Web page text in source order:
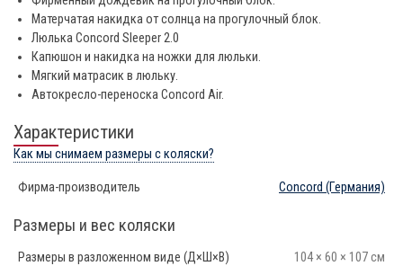
Матерчатая накидка от солнца на прогулочный блок.
Люлька Concord Sleeper 2.0
Капюшон и накидка на ножки для люльки.
Мягкий матрасик в люльку.
Автокресло-переноска Concord Air.
Характеристики
Как мы снимаем размеры с коляски?
Фирма-производитель Concord (Германия)
Размеры и вес коляски
Размеры в разложенном виде (Д×Ш×В)
104 × 60 × 107 см